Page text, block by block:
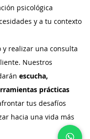
psicológica
y a tu contexto
y realizar una consulta
Nuestros
escucha,
prácticas
tus desafíos
hacia una vida más